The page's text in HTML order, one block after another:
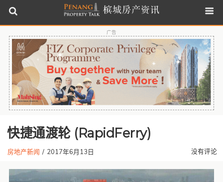
广告
快捷通渡轮 (rapidFerry)
房地产新闻 / 2017年6月13日 没有评论